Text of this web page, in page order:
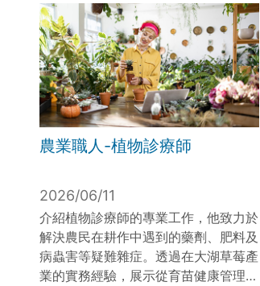
現農業防疫職人的專業與使命。
農業職人-植物診療師
2026/06/11
介紹植物診療師的專業工作，他致力於
解決農民在耕作中遇到的藥劑、肥料及
病蟲害等疑難雜症。透過在大湖草莓產
業的實務經驗，展示從育苗健康管理、